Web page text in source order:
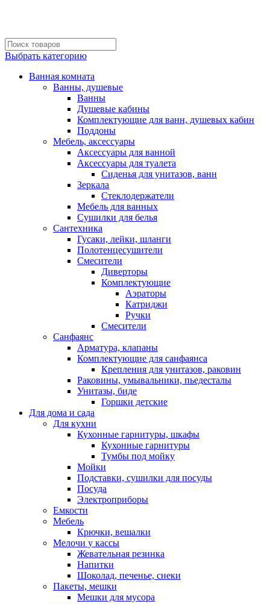
Выбрать категорию
Ванная комната
Ванны, душевые
Ванны
Душевые кабины
Комплектующие для ванн, душевых кабин
Поддоны
Мебель, аксессуары
Аксессуары для ванной
Аксессуары для туалета
Сиденья для унитазов, ванн
Зеркала
Стеклодержатели
Мебель для ванных
Сушилки для белья
Сантехника
Гусаки, лейки, шланги
Полотенцесушители
Смесители
Диверторы
Комплектующие
Аэраторы
Катриджи
Ручки
Смесители
Санфаянс
Арматура, клапаны
Комплектующие для санфаянса
Крепления для унитазов, раковин
Раковины, умывальники, пьедесталы
Унитазы, биде
Горшки детские
Для дома и сада
Для кухни
Кухонные гарнитуры, шкафы
Кухонные гарнитуры
Тумбы под мойку
Мойки
Подставки, сушилки для посуды
Посуда
Электроприборы
Емкости
Мебель
Крючки, вешалки
Мелочи у кассы
Жевательная резинка
Напитки
Шоколад, печенье, снеки
Пакеты, мешки
Мешки для мусора